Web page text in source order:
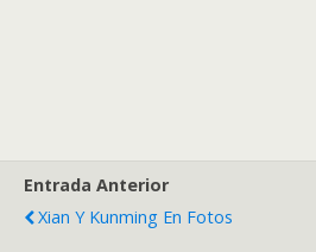
Entrada Anterior
Xian Y Kunming En Fotos